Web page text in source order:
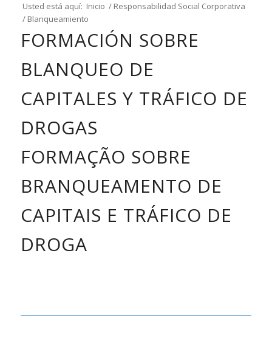
Usted está aquí: Inicio / Responsabilidad Social Corporativa
/ Blanqueamiento
FORMACIÓN SOBRE
BLANQUEO DE
CAPITALES Y TRÁFICO DE
DROGAS
FORMAÇÃO SOBRE
BRANQUEAMENTO DE
CAPITAIS E TRÁFICO DE
DROGA